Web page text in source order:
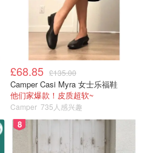
£68.85 £135.00
Camper Casi Myra 女士乐福鞋
他们家爆款！皮质超软~
Camper 735人感兴趣
8